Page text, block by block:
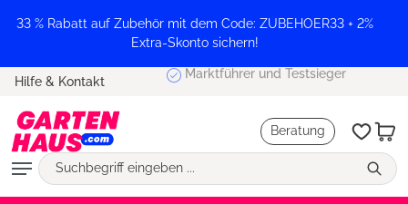
springen
33 % Rabatt auf Zubehör mit dem Code: ZUBEHOER33 + 2%
Extra-Skonto sichern!
Hilfe & Kontakt Marktführer und Testsieger
Beratung